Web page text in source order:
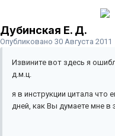
Дубинская Е. Д.
Опубликовано 30 Августа 2011
Извините вот здесь я
д.м.ц.
я в инструкции цитала что
дней, как Вы думаете мне в